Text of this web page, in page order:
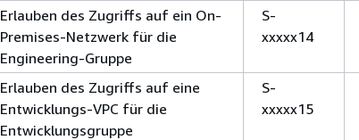
Erlauben des Zugriffs auf ein On-
Premises-Netzwerk für die
Engineering-Gruppe
S-
xxxxx14
Erlauben des Zugriffs auf eine
Entwicklungs-VPC für die
Entwicklungsgruppe
S-
xxxxx15